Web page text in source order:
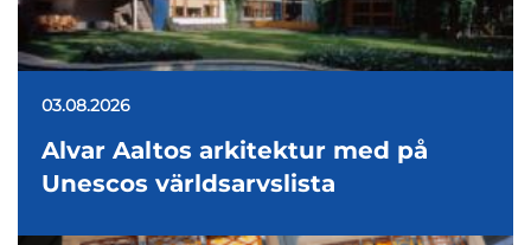
03.08.2026
Alvar Aaltos arkitektur med på
Unescos världsarvslista